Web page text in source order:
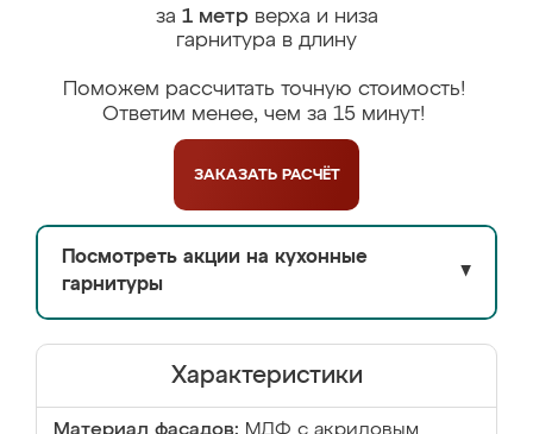
за 1 метрверха и низа
гарнитура в длину
Поможем рассчитать точную стоимость!
Ответим менее, чем за 15 минут!
ЗАКАЗАТЬ РАСЧЁТ
Посмотреть акции на кухонные
гарнитуры
▼
Характеристики